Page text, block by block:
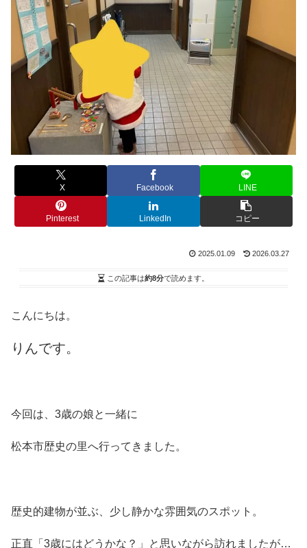
X Facebook LINE
Pinterest LinkedIn コピー
2025.01.09 2026.03.27
この記事は約8分で読めます。
こんにちは。
りんです。
今回は、3歳の娘と一緒に
松本市歴史の里へ行ってきました。
歴史的建物が並ぶ、少し静かな雰囲気のスポット。
正直「3歳にはどうかな？」と思いながら訪れましたが…